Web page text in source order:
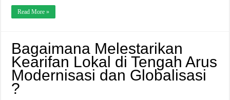
Read More »
Bagaimana Melestarikan
Kearifan Lokal di Tengah Arus
Modernisasi dan Globalisasi
?